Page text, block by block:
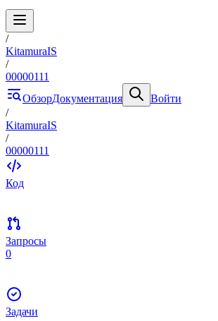
/
KitamuraIS
/
00000111
ОбзорДокументация
Войти
/
KitamuraIS
/
00000111
Код
Запросы
0
Задачи